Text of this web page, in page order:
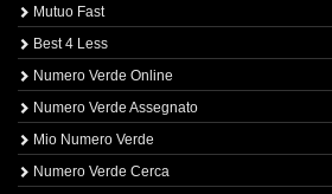
Mutuo Fast
Best 4 Less
Numero Verde Online
Numero Verde Assegnato
Mio Numero Verde
Numero Verde Cerca